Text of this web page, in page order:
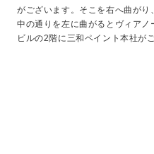
がございます。そこを右へ曲が
中の通りを左に曲がるとヴィア
ビルの2階に三和ペイント本社が